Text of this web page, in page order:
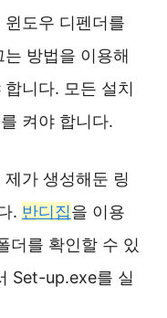
도우 디펜더를
방법을 이용해
니다. 모든 설치
켜야 합니다.
가 생성해둔 링
. 반디집을 이용
더를 확인할 수 있
Set-up.exe를 실